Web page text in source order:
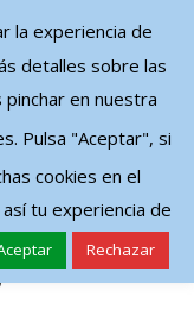
DE
la experiencia de
detalles sobre las
en nuestra
Pulsa "Aceptar", si
cookies en el
tu experiencia de
Rechazar